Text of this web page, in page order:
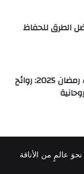
الطرق للحفاظ
أفضل العطور الشرقية لأجواء رمضان 2025: روائح
نحوَ عالمٍ من الأناقة